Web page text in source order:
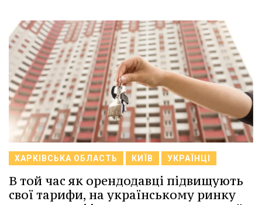
ХАРКІВСЬКА ОБЛАСТЬ КИЇВ УКРАЇНЦІ
В той час як орендодавці підвищують
свої тарифи, на українському ринку